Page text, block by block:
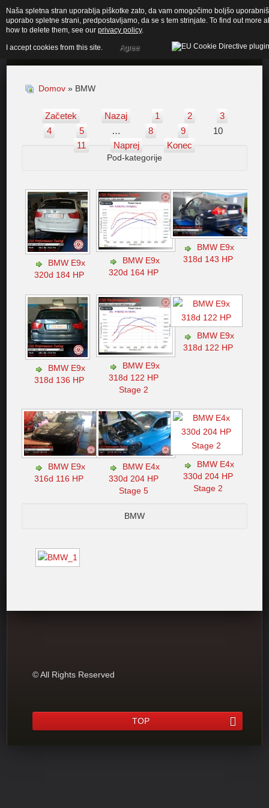
Domov » BMW
Začetek Nazaj 1 2
3
4
5 … 8 9
10
11
Naprej Konec
Pod-kategorije
BMW E9x
320d 184 HP
BMW E9x
320d 164 HP
BMW E9x
318d 143 HP
BMW E9x
318d 136 HP
BMW E9x
318d 122 HP
Stage 2
BMW E9x
318d 122 HP
BMW E9x
316d 116 HP
BMW E4x
330d 204 HP
Stage 5
BMW E4x
330d 204 HP
Stage 2
BMW
© All Rights Reserved
TOP
Naša spletna stran uporablja piškotke zato, da vam omogočimo boljšo
uporabo spletne strani, predpostavljamo, da se s tem strinjate. To find out more
how to delete them, see our privacy policy.
I accept cookies from this site. Agree